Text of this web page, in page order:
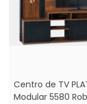
Centro de TV
Modular 5580